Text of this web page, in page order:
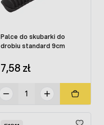
Palce do skubarki do
drobiu standard 9cm
7,58 zł